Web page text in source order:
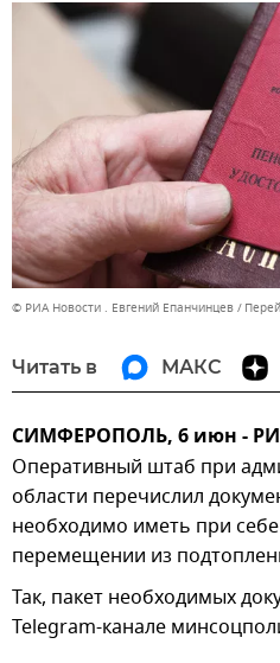
© РИА Новости . Евгений Епанчинцев
Читать в МАКС
СИМФЕРОПОЛЬ, 6 июн -
Оперативный штаб при
области перечислил
необходимо иметь при
перемещении из
Так, пакет необходимых
Telegram-канале